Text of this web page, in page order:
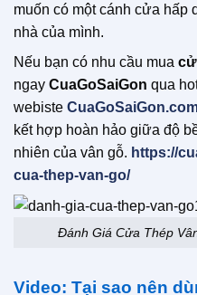
muốn có một cánh cửa hấp
nhà của mình.
Nếu bạn có nhu cầu mua
ngay CuaGoSaiGon qua
webiste
kết hợp hoàn hảo giữa độ
nhiên của vân gỗ. https://
cua-thep-van-go/
Đánh Giá Cửa Thép
Video: Tại sao nên